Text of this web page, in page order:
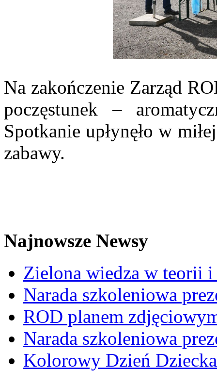
Na zakończenie Zarząd
poczęstunek –
Spotkanie upłynęło w
zabawy.
Najnowsze Newsy
Zielona wiedza w teorii
Narada szkoleniowa
ROD planem
Narada szkoleniowa
Kolorowy Dzień